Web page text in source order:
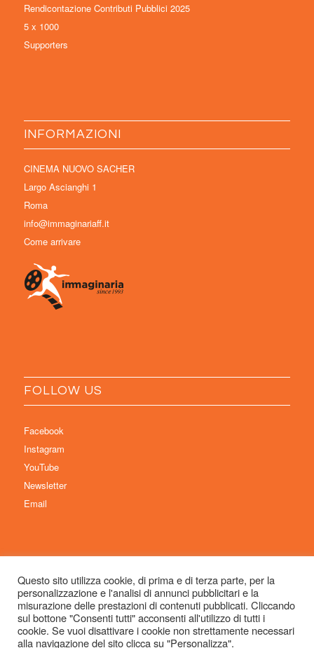
Rendicontazione Contributi Pubblici 2025
5 x 1000
Supporters
INFORMAZIONI
CINEMA NUOVO SACHER
Largo Ascianghi 1
Roma
info@immaginariaff.it
Come arrivare
FOLLOW US
Facebook
Instagram
YouTube
Newsletter
Email
© Copyright 2026 Immaginaria International Film Festival - Un progetto di:
Associazione Culturale Visibilia APS – Sede legale: Studio Commercialista
Dott.ssa Michela Sabattini, via D’Azeglio 71, 40123 Bologna –
Questo sito utilizza cookie, di prima e di terza parte, per la
personalizzazione e l'analisi di annunci pubblicitari e la
misurazione delle prestazioni di contenuti pubblicati. Cliccando
sul bottone "Consenti tutti" acconsenti all'utilizzo di tutti i
cookie. Se vuoi disattivare i cookie non strettamente necessari
alla navigazione del sito clicca su "Personalizza".